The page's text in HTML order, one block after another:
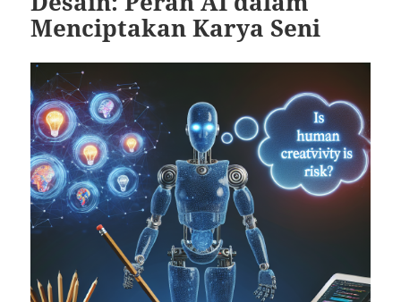
Menciptakan Karya Seni